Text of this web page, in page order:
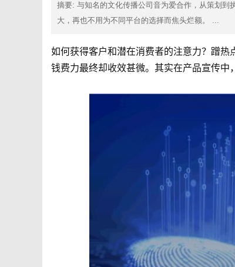
摘要: 与知名的文化传播公司音为爱合作，从策划到
大，再也不用为不同平台的选择而焦头烂额。 ...
如何获得客户和潜在消费者的注意力？蹭
钱费力最终却收效甚微。其实在产品宣传中